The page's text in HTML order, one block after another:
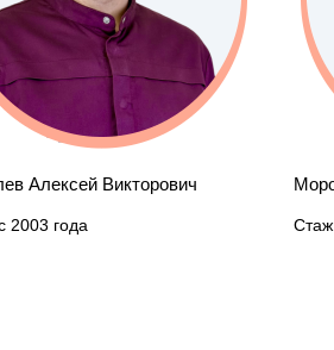
Илья Игоревич
2012 года